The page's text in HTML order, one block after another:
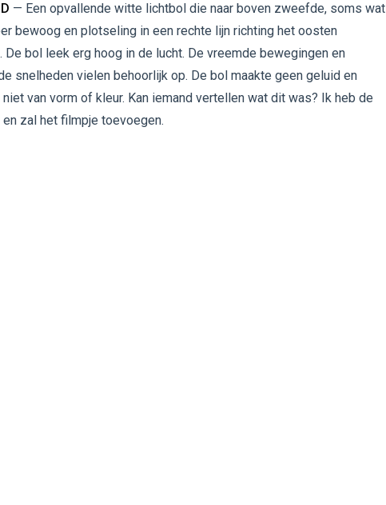
— Een opvallende witte lichtbol die naar boven zweefde, soms wat
bewoog en plotseling in een rechte lijn richting het oosten
De bol leek erg hoog in de lucht. De vreemde bewegingen en
snelheden vielen behoorlijk op. De bol maakte geen geluid en
van vorm of kleur. Kan iemand vertellen wat dit was? Ik heb de
zal het filmpje toevoegen.